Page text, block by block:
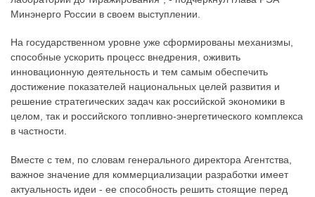
Минэнерго России в своем выступлении.
На государственном уровне уже сформированы механизмы,
способные ускорить процесс внедрения, оживить
инновационную деятельность и тем самым обеспечить
достижение показателей национальных целей развития и
решение стратегических задач как российской экономики в
целом, так и российского топливно-энергетического комплекса
в частности.
Вместе с тем, по словам генерального директора Агентства,
важное значение для коммерциализации разработки имеет
актуальность идеи - ее способность решить стоящие перед